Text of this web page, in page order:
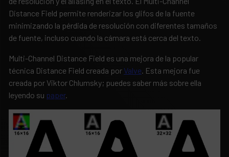
Distance Field permite renderizar los glifos de la fuente
minimizando la pérdida de resolución con diferentes tamaños
de fuente, incluso cuando la cámara está cerca del texto.
Multi-Channel Distance Field es una mejora de la popular
técnica Distance Field creada por Valve . Esta mejora fue
creada por Viktor Chlumsky; puedes saber más sobre ella
leyendo su paper.